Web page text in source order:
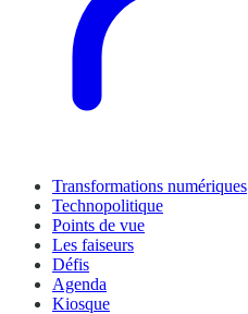
Transformations numériques
Technopolitique
Points de vue
Les faiseurs
Défis
Agenda
Kiosque